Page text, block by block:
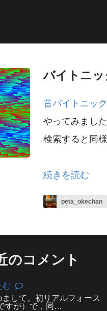
バイトニ
昔バイトニッ
やってみました
検索すると同
続きを読む
peta_okechan
のコメント
む
まして。初リアルフォース
すが）で，同…